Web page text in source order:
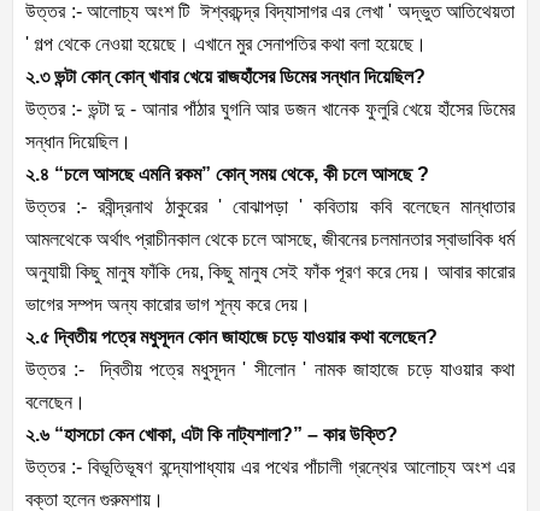
উত্তর :- আলোচ্য অংশ টি ঈশ্বরচন্দ্র বিদ্যাসাগর এর লেখা ' অদ্ভুত আতিথেয়তা
' গল্প থেকে নেওয়া হয়েছে। এখানে মুর সেনাপতির কথা বলা হয়েছে।
২.৩ ভন্টা কোন্ কোন্ খাবার খেয়ে রাজহাঁসের ডিমের সন্ধান দিয়েছিল?
উত্তর :- ভন্টা দু - আনার পাঁঠার ঘুগনি আর ডজন খানেক ফুলুরি খেয়ে হাঁসের ডিমের
সন্ধান দিয়েছিল।
২.৪ “চলে আসছে এমনি রকম” কোন্ সময় থেকে, কী চলে আসছে ?
উত্তর :- রবীন্দ্রনাথ ঠাকুরের ' বোঝাপড়া ' কবিতায় কবি বলেছেন মান্ধাতার
আমলথেকে অর্থাৎ প্রাচীনকাল থেকে চলে আসছে, জীবনের চলমানতার স্বাভাবিক ধর্ম
অনুযায়ী কিছু মানুষ ফাঁকি দেয়, কিছু মানুষ সেই ফাঁক পূরণ করে দেয়। আবার কারোর
ভাগের সম্পদ অন্য কারোর ভাগ শূন্য করে দেয়।
২.৫ দ্বিতীয় পত্রে মধুসূদন কোন জাহাজে চড়ে যাওয়ার কথা বলেছেন?
উত্তর :- দ্বিতীয় পত্রে মধুসূদন ' সীলোন ' নামক জাহাজে চড়ে যাওয়ার কথা
বলেছেন।
২.৬ “হাসচো কেন খোকা, এটা কি নাট্যশালা?” – কার উক্তি?
উত্তর :- বিভূতিভূষণ বন্দ্যোপাধ্যায় এর পথের পাঁচালী গ্রন্থের আলোচ্য অংশ এর
বক্তা হলেন গুরুমশায়।